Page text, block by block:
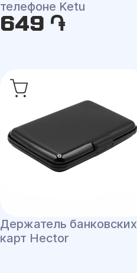
телефоне Ketu
649 ֏
Держатель банковских
карт Hector